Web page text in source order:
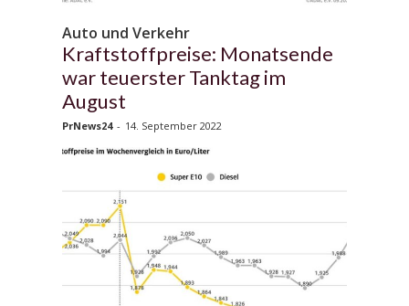
Auto und Verkehr
Kraftstoffpreise: Monatsende
war teuerster Tanktag im
August
PrNews24 - 14. September 2022